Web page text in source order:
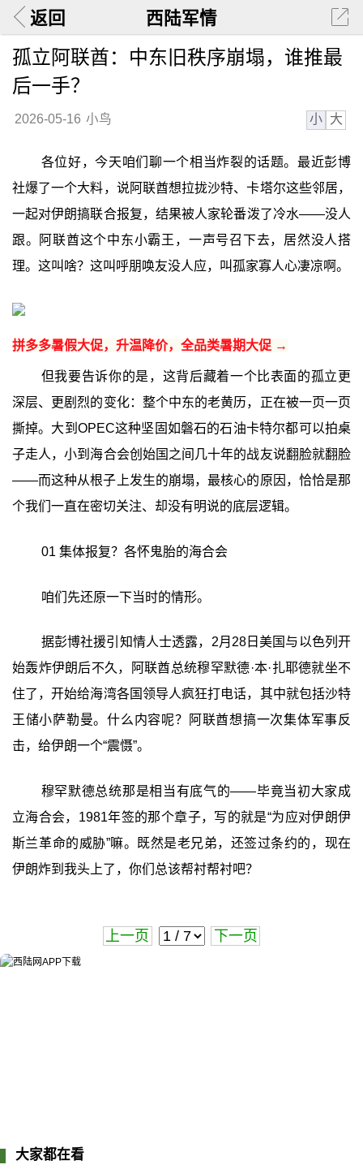
返回 西陆军情
孤立阿联酋：中东旧秩序崩塌，谁推最
后一手？
2026-05-16 小鸟 小 大
各位好，今天咱们聊一个相当炸裂的话题。最近彭博
社爆了一个大料，说阿联酋想拉拢沙特、卡塔尔这些邻居，
一起对伊朗搞联合报复，结果被人家轮番泼了冷水——没人
跟。阿联酋这个中东小霸王，一声号召下去，居然没人搭
理。这叫啥？这叫呼朋唤友没人应，叫孤家寡人心凄凉啊。
拼多多暑假大促，升温降价，全品类暑期大促 →
但我要告诉你的是，这背后藏着一个比表面的孤立更
深层、更剧烈的变化：整个中东的老黄历，正在被一页一页
撕掉。大到OPEC这种坚固如磐石的石油卡特尔都可以拍桌
子走人，小到海合会创始国之间几十年的战友说翻脸就翻脸
——而这种从根子上发生的崩塌，最核心的原因，恰恰是那
个我们一直在密切关注、却没有明说的底层逻辑。
01 集体报复？各怀鬼胎的海合会
咱们先还原一下当时的情形。
据彭博社援引知情人士透露，2月28日美国与以色列开
始轰炸伊朗后不久，阿联酋总统穆罕默德·本·扎耶德就坐不
住了，开始给海湾各国领导人疯狂打电话，其中就包括沙特
王储小萨勒曼。什么内容呢？阿联酋想搞一次集体军事反
击，给伊朗一个“震慑”。
穆罕默德总统那是相当有底气的——毕竟当初大家成
立海合会，1981年签的那个章子，写的就是“为应对伊朗伊
斯兰革命的威胁”嘛。既然是老兄弟，还签过条约的，现在
伊朗炸到我头上了，你们总该帮衬帮衬吧？
上一页 下一页
大家都在看